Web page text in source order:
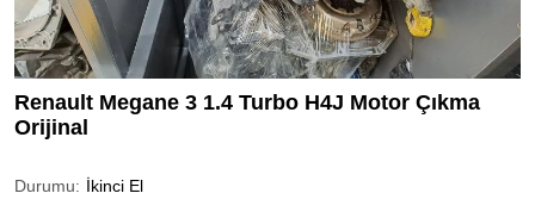
Renault Megane 3 1.4 Turbo H4J Motor Çıkma
Orijinal
Durumu: İkinci El